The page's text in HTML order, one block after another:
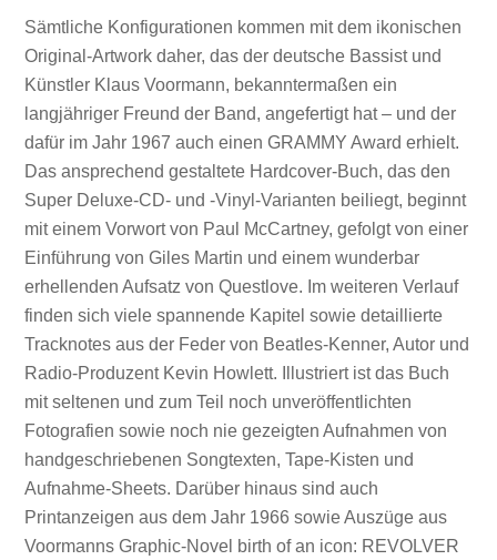
Sämtliche Konfigurationen kommen mit dem ikonischen
Original-Artwork daher, das der deutsche Bassist und
Künstler Klaus Voormann, bekanntermaßen ein
langjähriger Freund der Band, angefertigt hat – und der
dafür im Jahr 1967 auch einen GRAMMY Award erhielt.
Das ansprechend gestaltete Hardcover-Buch, das den
Super Deluxe-CD- und -Vinyl-Varianten beiliegt, beginnt
mit einem Vorwort von Paul McCartney, gefolgt von einer
Einführung von Giles Martin und einem wunderbar
erhellenden Aufsatz von Questlove. Im weiteren Verlauf
finden sich viele spannende Kapitel sowie detaillierte
Tracknotes aus der Feder von Beatles-Kenner, Autor und
Radio-Produzent Kevin Howlett. Illustriert ist das Buch
mit seltenen und zum Teil noch unveröffentlichten
Fotografien sowie noch nie gezeigten Aufnahmen von
handgeschriebenen Songtexten, Tape-Kisten und
Aufnahme-Sheets. Darüber hinaus sind auch
Printanzeigen aus dem Jahr 1966 sowie Auszüge aus
Voormanns Graphic-Novel birth of an icon: REVOLVER